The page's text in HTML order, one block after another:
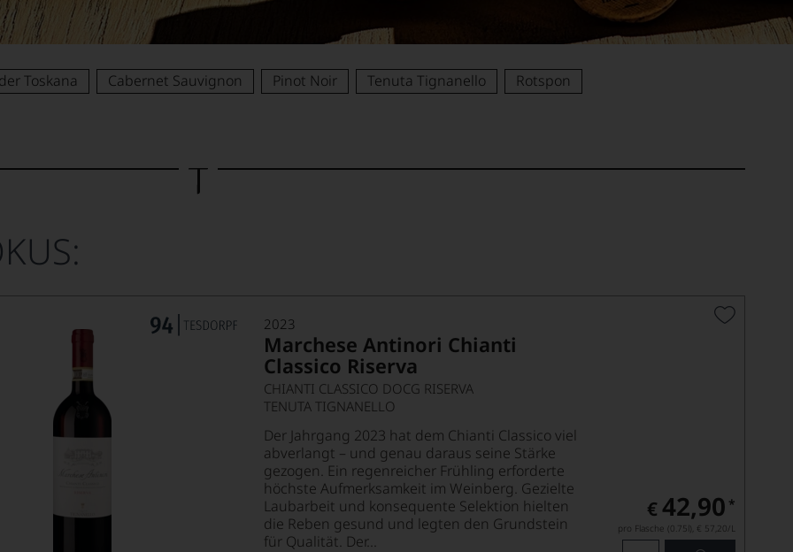
Toskana Cabernet Sauvignon Pinot Noir Tenuta Tignanello Rotspon
2023
Marchese Antinori Chianti
Classico Riserva
CHIANTI CLASSICO DOCG RISERVA
TENUTA TIGNANELLO
Der Jahrgang 2023 hat dem Chianti Classico viel
abverlangt – und genau daraus seine Stärke
gezogen. Ein regenreicher Frühling erforderte
höchste Aufmerksamkeit im Weinberg. Gezielte
Laubarbeit und konsequente Selektion hielten
die Reben gesund und legten den Grundstein
für Qualität. Der...
€ 42,90 *
pro Flasche (0.75l), € 57,20/L